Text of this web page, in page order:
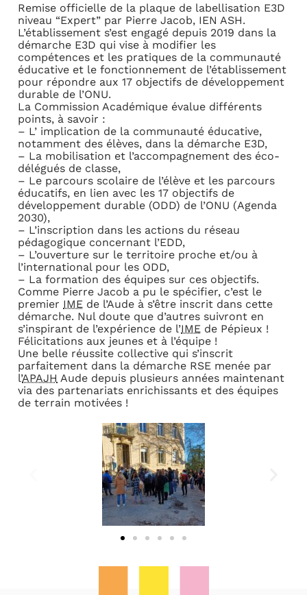
Remise officielle de la plaque de labellisation E3D
niveau “Expert” par Pierre Jacob, IEN ASH.
L’établissement s’est engagé depuis 2019 dans la
démarche E3D qui vise à modifier les
compétences et les pratiques de la communauté
éducative et le fonctionnement de l’établissement
pour répondre aux 17 objectifs de développement
durable de l’ONU.
La Commission Académique évalue différents
points, à savoir :
– L’ implication de la communauté éducative,
notamment des élèves, dans la démarche E3D,
– La mobilisation et l’accompagnement des éco-
délégués de classe,
– Le parcours scolaire de l’élève et les parcours
éducatifs, en lien avec les 17 objectifs de
développement durable (ODD) de l’ONU (Agenda
2030),
– L’inscription dans les actions du réseau
pédagogique concernant l’EDD,
– L’ouverture sur le territoire proche et/ou à
l’international pour les ODD,
– La formation des équipes sur ces objectifs.
Comme Pierre Jacob a pu le spécifier, c’est le
premier IME de l’Aude à s’être inscrit dans cette
démarche. Nul doute que d’autres suivront en
s’inspirant de l’expérience de l’IME de Pépieux !
Félicitations aux jeunes et à l’équipe !
Une belle réussite collective qui s’inscrit
parfaitement dans la démarche RSE menée par
l’APAJH Aude depuis plusieurs années maintenant
via des partenariats enrichissants et des équipes
de terrain motivées !